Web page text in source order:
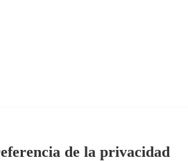
3.0
de la privacidad